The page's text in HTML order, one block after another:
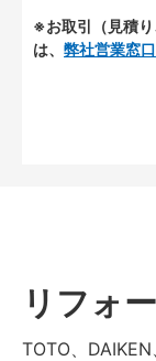
※お取引（見積
は、 弊社営業窓口
リフォ
TOTO、